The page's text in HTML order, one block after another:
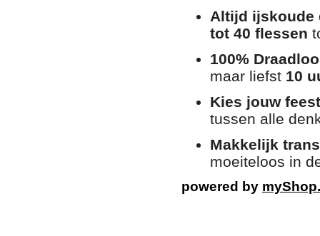
Altijd ijskoude
tot 40 flessen
100%
maar liefst 10
Kies jouw
tussen alle
Makkelijk
moeiteloos in
powered by